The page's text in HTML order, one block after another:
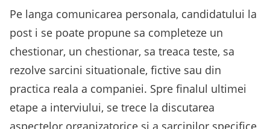
Pe langa comunicarea personala, candidatului la
post i se poate propune sa completeze un
chestionar, un chestionar, sa treaca teste, sa
rezolve sarcini situationale, fictive sau din
practica reala a companiei. Spre finalul ultimei
etape a interviului, se trece la discutarea